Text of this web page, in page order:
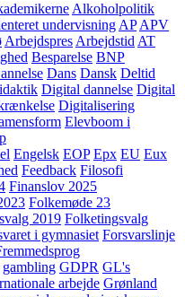
Alkoholpolitik
undervisning AP APV
Arbejdspres Arbejdstid AT
Besparelse BNP
Dans Dansk Deltid
Digital dannelse Digital
Digitalisering
Elevboom i
Engelsk EOP Epx EU Eux
Feedback Filosofi
Finanslov 2025
Folkemøde 23
2019 Folketingsvalg
i gymnasiet Forsvarslinje
gambling GDPR GL's
arbejde Grønland